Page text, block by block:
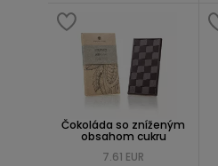
Čokoláda so zníženým
obsahom cukru
7.61 EUR